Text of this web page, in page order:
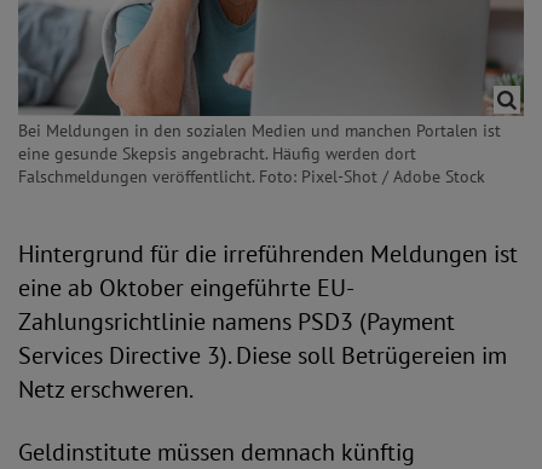
Bei Meldungen in den sozialen Medien und manchen Portalen ist
eine gesunde Skepsis angebracht. Häufig werden dort
Falschmeldungen veröffentlicht. Foto: Pixel-Shot / Adobe Stock
Hintergrund für die irreführenden Meldungen ist
eine ab Oktober eingeführte EU-
Zahlungsrichtlinie namens PSD3 (Payment
Services Directive 3). Diese soll Betrügereien im
Netz erschweren.
Geldinstitute müssen demnach künftig